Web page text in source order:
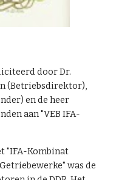
door Dr.
(Betriebsdirektor),
en de heer
aan "VEB IFA-
"IFA-Kombinat
was de